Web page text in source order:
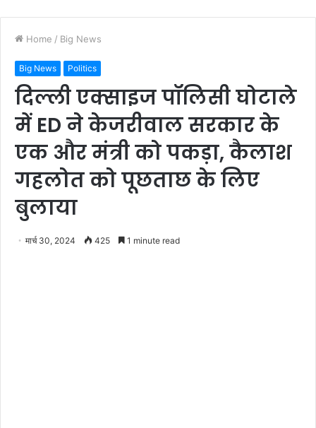
Home / Big News
Big News Politics
दिल्ली एक्साइज पॉलिसी घोटाले
में ED ने केजरीवाल सरकार के
एक और मंत्री को पकड़ा, कैलाश
गहलोत को पूछताछ के लिए
बुलाया
मार्च 30, 2024 425 1 minute read